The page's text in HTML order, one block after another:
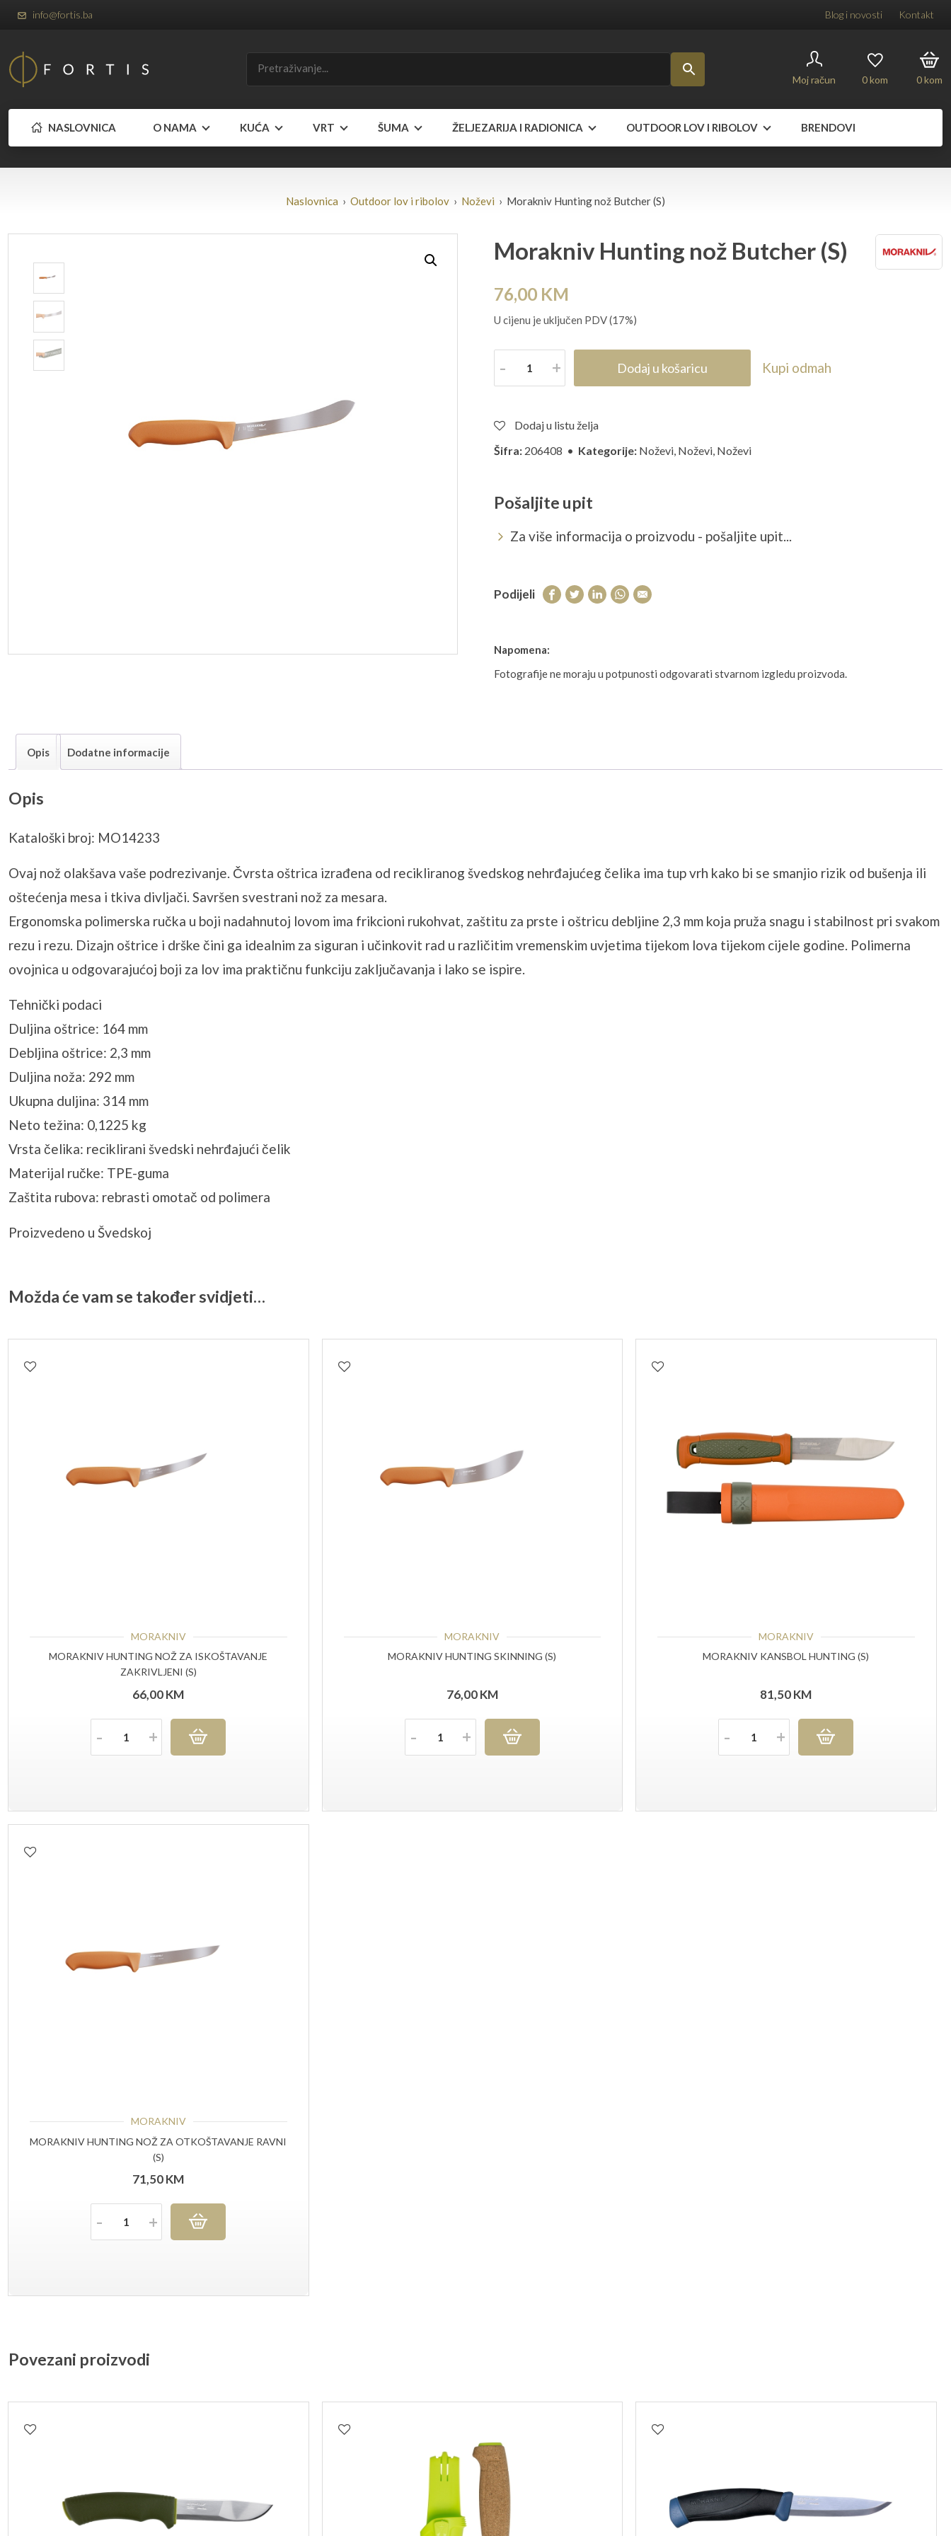
info@fortis.ba Blog i novosti Kontakt
Moj račun 0kom 0kom
NASLOVNICA O NAMA KUĆA VRT ŠUMA ŽELJEZARIJA I RADIONICA OUTDOOR LOV I RIBOLOV BRENDOVI
Naslovnica › Outdoor lov i ribolov › Noževi › Morakniv Hunting nož Butcher (S)
Morakniv Hunting nož Butcher (S)
76,00 KM
U cijenu je uključen PDV (17%)
Količina Dodaj u košaricu Kupi odmah
Dodaj u listu želja
Šifra: 206408 • Kategorije: Noževi, Noževi, Noževi
Pošaljite upit
Za više informacija o proizvodu - pošaljite upit...
Podijeli
Napomena:
Fotografije ne moraju u potpunosti odgovarati stvarnom izgledu proizvoda.
Opis Dodatne informacije
Opis
Kataloški broj: MO14233
Ovaj nož olakšava vaše podrezivanje. Čvrsta oštrica izrađena od recikliranog švedskog nehrđajućeg čelika ima tup vrh kako bi se smanjio rizik od bušenja ili
oštećenja mesa i tkiva divljači. Savršen svestrani nož za mesara.
Ergonomska polimerska ručka u boji nadahnutoj lovom ima frikcioni rukohvat, zaštitu za prste i oštricu debljine 2,3 mm koja pruža snagu i stabilnost pri svakom
rezu i rezu. Dizajn oštrice i drške čini ga idealnim za siguran i učinkovit rad u različitim vremenskim uvjetima tijekom lova tijekom cijele godine. Polimerna
ovojnica u odgovarajućoj boji za lov ima praktičnu funkciju zaključavanja i lako se ispire.
Tehnički podaci
Duljina oštrice: 164 mm
Debljina oštrice: 2,3 mm
Duljina noža: 292 mm
Ukupna duljina: 314 mm
Neto težina: 0,1225 kg
Vrsta čelika: reciklirani švedski nehrđajući čelik
Materijal ručke: TPE-guma
Zaštita rubova: rebrasti omotač od polimera
Proizvedeno u Švedskoj
Možda će vam se također svidjeti…
MORAKNIV
MORAKNIV HUNTING NOŽ ZA ISKOŠTAVANJE
ZAKRIVLJENI (S)
66,00KM
Količina
MORAKNIV
MORAKNIV HUNTING SKINNING (S)
76,00KM
Količina
MORAKNIV
MORAKNIV KANSBOL HUNTING (S)
81,50KM
Količina
MORAKNIV
MORAKNIV HUNTING NOŽ ZA OTKOŠTAVANJE RAVNI
(S)
71,50KM
Količina
Povezani proizvodi